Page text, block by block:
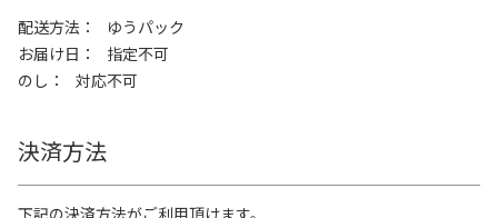
配送方法
ゆうパック
お届け日
指定不可
のし
対応不可
決済方法
下記の決済方法がご利用頂けます。